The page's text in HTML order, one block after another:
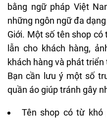
bằng ngữ pháp Việt
những ngôn ngữ đa
Giới. Một số tên shop
lẫn cho khách hàng,
khách hàng và phát
Bạn cần lưu ý một số
quần áo giúp tránh gây
Tên shop có từ khó